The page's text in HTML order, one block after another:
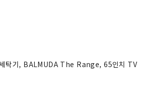
세탁기, BALMUDA The Range, 65인치 TV